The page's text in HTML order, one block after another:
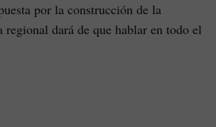
por la construcción de la
dará de que hablar en todo el